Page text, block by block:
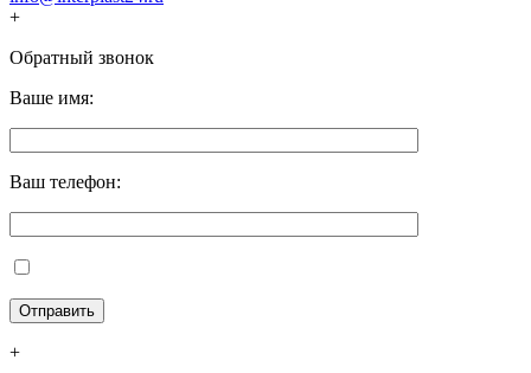
+
Обратный звонок
Ваше имя:
Ваш телефон:
+